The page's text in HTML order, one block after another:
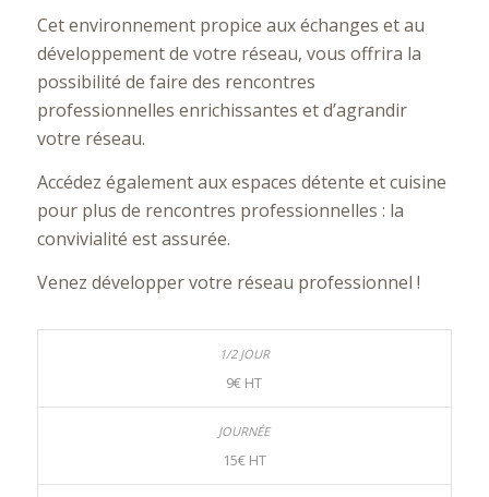
Cet environnement propice aux échanges et au
développement de votre réseau, vous offrira la
possibilité de faire des rencontres
professionnelles enrichissantes et d’agrandir
votre réseau.
Accédez également aux espaces détente et cuisine
pour plus de rencontres professionnelles : la
convivialité est assurée.
Venez développer votre réseau professionnel !
9€ HT
15€ HT